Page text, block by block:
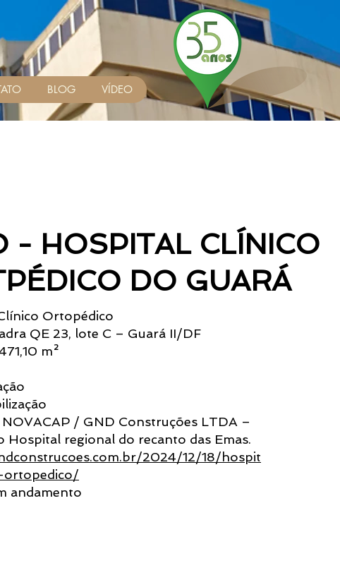
BLOG VÍDEO
- HOSPITAL CLÍNICO
DO GUARÁ
Ortopédico
QE 23, lote C – Guará II/DF
m²
NOVACAP / GND Construções LTDA –
Hospital regional do recanto das Emas.
2024/12/18/hospit
ortopedico/
andamento